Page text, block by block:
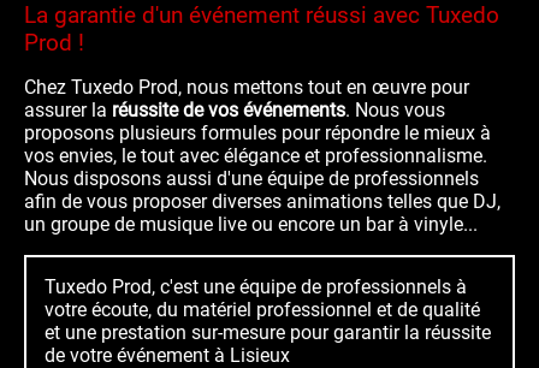
La garantie d'un événement réussi avec Tuxedo
Prod !
Chez Tuxedo Prod, nous mettons tout en œuvre pour
assurer la réussite de vos événements. Nous vous
proposons plusieurs formules pour répondre le mieux à
vos envies, le tout avec élégance et professionnalisme.
Nous disposons aussi d'une équipe de professionnels
afin de vous proposer diverses animations telles que DJ,
un groupe de musique live ou encore un bar à vinyle...
Tuxedo Prod, c'est une équipe de professionnels à
votre écoute, du matériel professionnel et de qualité
et une prestation sur-mesure pour garantir la réussite
de votre événement à Lisieux